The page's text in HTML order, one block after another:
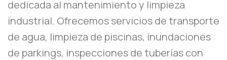
dedicada al mantenimiento y limpieza
industrial. Ofrecemos servicios de transporte
de agua, limpieza de piscinas, inundaciones
de parkings, inspecciones de tuberías con